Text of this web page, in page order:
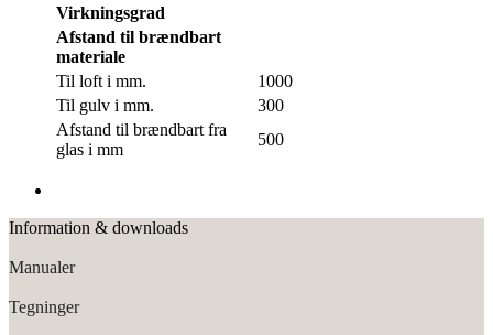
Virkningsgrad
Afstand til brændbart
materiale
Til loft i mm.
1000
Til gulv i mm.
300
Afstand til brændbart fra
glas i mm
500
Information & downloads
Manualer
Tegninger